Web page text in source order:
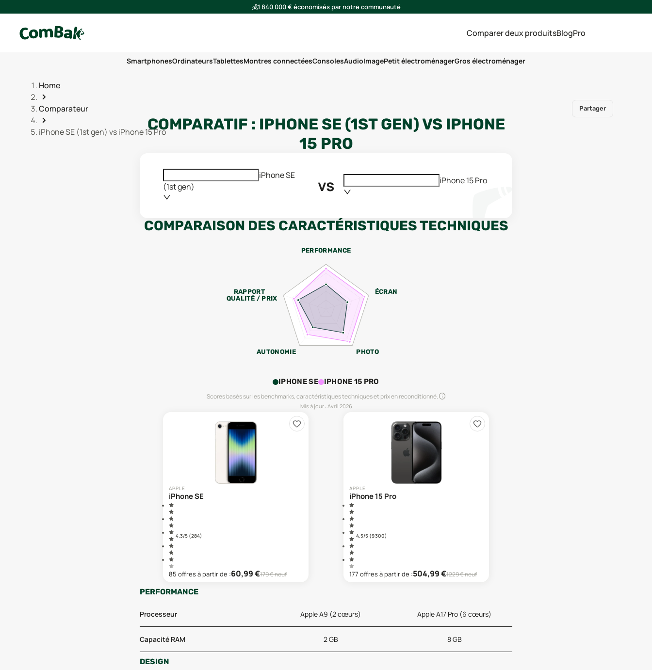
💰1 840 000 € économisés par notre communauté
Comparer deux produitsBlogPro
SmartphonesOrdinateursTablettesMontres connectéesConsolesAudioImagePetit électroménagerGros électroménager
Home
Comparateur
iPhone SE (1st gen) vs iPhone 15 Pro
Partager
COMPARATIF : IPHONE SE (1ST GEN)VS IPHONE
15 PRO
iPhone SE
(1st gen)
vs iPhone 15 Pro
COMPARAISON DES CARACTÉRISTIQUES TECHNIQUES
PERFORMANCE
ÉCRAN
PHOTO
AUTONOMIE
RAPPORT
QUALITÉ / PRIX
IPHONE SE IPHONE 15 PRO
Scores basés sur les benchmarks, caractéristiques techniques et prix en reconditionné.
Mis à jour : Avril 2026
APPLE
iPhone SE
4.3/5 (284)
85 offresà partir de :60,99€179€ neuf
APPLE
iPhone 15 Pro
4.5/5 (9 300)
177 offresà partir de :504,99€1229€ neuf
PERFORMANCE
Processeur Apple A9 (2 cœurs) Apple A17 Pro (6 cœurs)
Capacité RAM 2 GB 8 GB
DESIGN